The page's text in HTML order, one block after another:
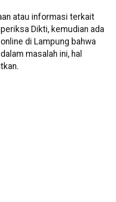
atau informasi terkait
Dikti, kemudian ada
di Lampung bahwa
masalah ini, hal